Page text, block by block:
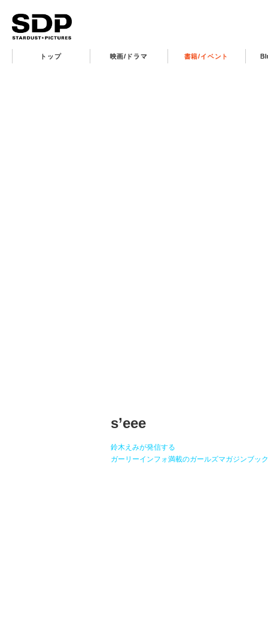
トップ 映画/ドラマ 書籍/イベント
s’eee
鈴木えみが発信する
ガーリーインフォ満載のガールズマガジンブック